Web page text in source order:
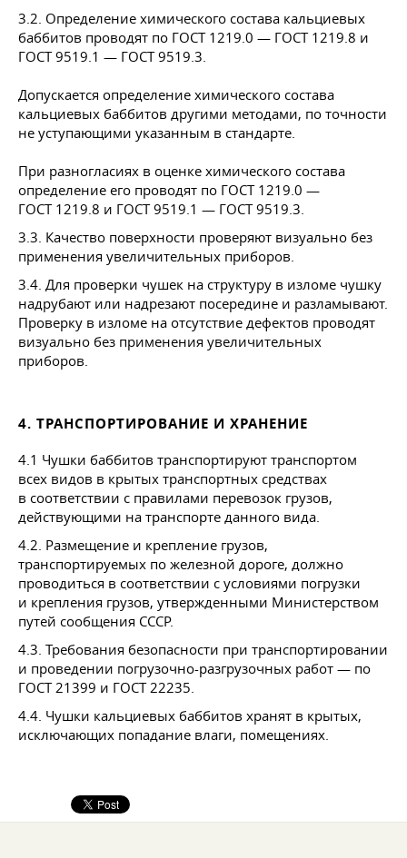
3.2. Определение химического состава кальциевых
баббитов проводят по ГОСТ 1219.0 — ГОСТ 1219.8 и
ГОСТ 9519.1 — ГОСТ 9519.3.
Допускается определение химического состава
кальциевых баббитов другими методами, по точности
не уступающими указанным в стандарте.
При разногласиях в оценке химического состава
определение его проводят по ГОСТ 1219.0 —
ГОСТ 1219.8 и ГОСТ 9519.1 — ГОСТ 9519.3.
3.3. Качество поверхности проверяют визуально без
применения увеличительных приборов.
3.4. Для проверки чушек на структуру в изломе чушку
надрубают или надрезают посередине и разламывают.
Проверку в изломе на отсутствие дефектов проводят
визуально без применения увеличительных
приборов.
4. ТРАНСПОРТИРОВАНИЕ И ХРАНЕНИЕ
4.1 Чушки баббитов транспортируют транспортом
всех видов в крытых транспортных средствах
в соответствии с правилами перевозок грузов,
действующими на транспорте данного вида.
4.2. Размещение и крепление грузов,
транспортируемых по железной дороге, должно
проводиться в соответствии с условиями погрузки
и крепления грузов, утвержденными Министерством
путей сообщения СССР.
4.3. Требования безопасности при транспортировании
и проведении погрузочно-разгрузочных работ — по
ГОСТ 21399 и ГОСТ 22235.
4.4. Чушки кальциевых баббитов хранят в крытых,
исключающих попадание влаги, помещениях.